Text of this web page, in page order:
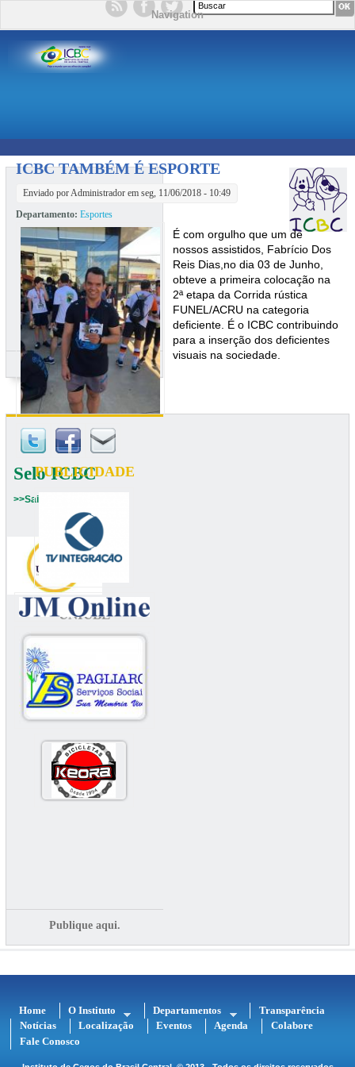
NavigationFormulário de busca
ICBC TAMBÉM É ESPORTE
Enviado porAdministrador em seg, 11/06/2018 - 10:49
Departamento: Esportes
É com orgulho que um de
nossos assistidos, Fabrício Dos
Reis Dias,no dia 03 de Junho,
obteve a primeira colocação na
2ª etapa da Corrida rústica
FUNEL/ACRU na categoria
deficiente. É o ICBC contribuindo
para a inserção dos deficientes
visuais na sociedade.
Selo ICBC
>>Saiba mais
UNIUBE
PUBLICIDADE
Publique aqui.
Home O Instituto Departamentos
Transparência
Notícias
Localização Eventos Agenda
Colabore
Fale Conosco